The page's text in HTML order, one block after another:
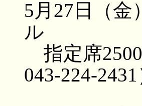
5月27日（
ル
指定席
043-224-2431